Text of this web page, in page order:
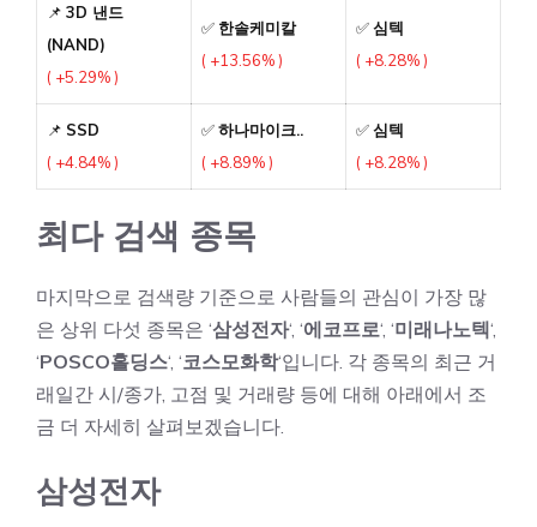
📌 3D 낸드
(NAND)
( +5.29% )
✅ 한솔케미칼
( +13.56% )
✅심텍
( +8.28% )
📌 SSD
( +4.84% )
✅하나마이크..
( +8.89% )
✅심텍
( +8.28% )
최다 검색 종목
마지막으로 검색량 기준으로 사람들의 관심이 가장 많
은 상위 다섯 종목은 ‘삼성전자‘, ‘에코프로‘, ‘미래나노텍‘,
‘POSCO홀딩스‘, ‘코스모화학‘입니다. 각 종목의 최근 거
래일간 시/종가, 고점 및 거래량 등에 대해 아래에서 조
금 더 자세히 살펴보겠습니다.
삼성전자